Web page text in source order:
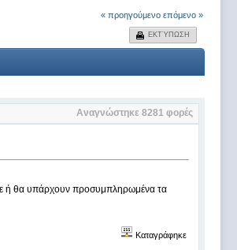
« προηγούμενο επόμενο »
ΕΚΤΎΠΩΣΗ
Αναγνώστηκε 8281 φορές
ή θα υπάρχουν προσυμπληρωμένα τα
Καταγράφηκε